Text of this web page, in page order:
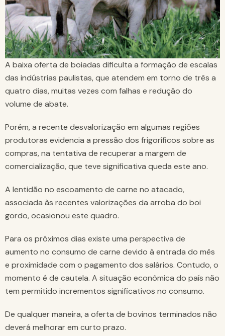
A baixa oferta de boiadas dificulta a formação de escalas
das indústrias paulistas, que atendem em torno de três a
quatro dias, muitas vezes com falhas e redução do
volume de abate.
Porém, a recente desvalorização em algumas regiões
produtoras evidencia a pressão dos frigoríficos sobre as
compras, na tentativa de recuperar a margem de
comercialização, que teve significativa queda este ano.
A lentidão no escoamento de carne no atacado,
associada às recentes valorizações da arroba do boi
gordo, ocasionou este quadro.
Para os próximos dias existe uma perspectiva de
aumento no consumo de carne devido à entrada do mês
e proximidade com o pagamento dos salários. Contudo, o
momento é de cautela. A situação econômica do país não
tem permitido incrementos significativos no consumo.
De qualquer maneira, a oferta de bovinos terminados não
deverá melhorar em curto prazo.